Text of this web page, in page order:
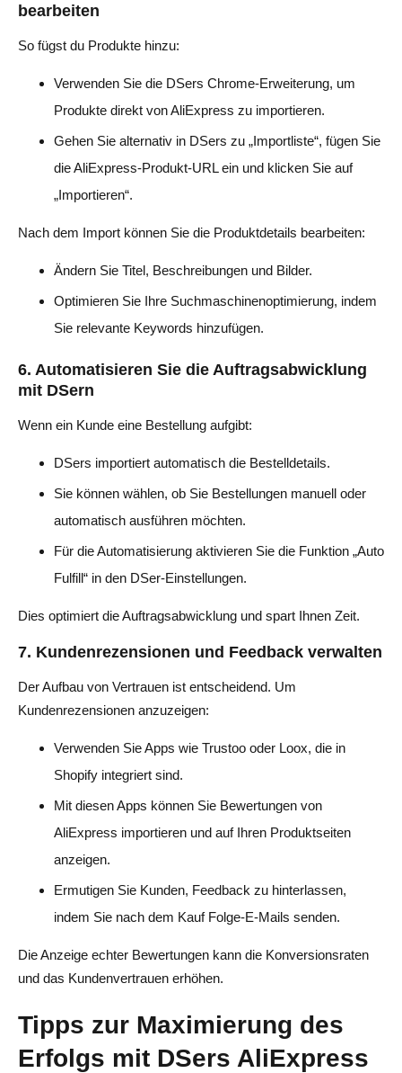
bearbeiten
So fügst du Produkte hinzu:
Verwenden Sie die DSers Chrome-Erweiterung, um
Produkte direkt von AliExpress zu importieren.
Gehen Sie alternativ in DSers zu „Importliste“, fügen Sie
die AliExpress-Produkt-URL ein und klicken Sie auf
„Importieren“.
Nach dem Import können Sie die Produktdetails bearbeiten:
Ändern Sie Titel, Beschreibungen und Bilder.
Optimieren Sie Ihre Suchmaschinenoptimierung, indem
Sie relevante Keywords hinzufügen.
6. Automatisieren Sie die Auftragsabwicklung
mit DSern
Wenn ein Kunde eine Bestellung aufgibt:
DSers importiert automatisch die Bestelldetails.
Sie können wählen, ob Sie Bestellungen manuell oder
automatisch ausführen möchten.
Für die Automatisierung aktivieren Sie die Funktion „Auto
Fulfill“ in den DSer-Einstellungen.
Dies optimiert die Auftragsabwicklung und spart Ihnen Zeit.
7. Kundenrezensionen und Feedback verwalten
Der Aufbau von Vertrauen ist entscheidend. Um
Kundenrezensionen anzuzeigen:
Verwenden Sie Apps wie Trustoo oder Loox, die in
Shopify integriert sind.
Mit diesen Apps können Sie Bewertungen von
AliExpress importieren und auf Ihren Produktseiten
anzeigen.
Ermutigen Sie Kunden, Feedback zu hinterlassen,
indem Sie nach dem Kauf Folge-E-Mails senden.
Die Anzeige echter Bewertungen kann die Konversionsraten
und das Kundenvertrauen erhöhen.
Tipps zur Maximierung des
Erfolgs mit DSers AliExpress